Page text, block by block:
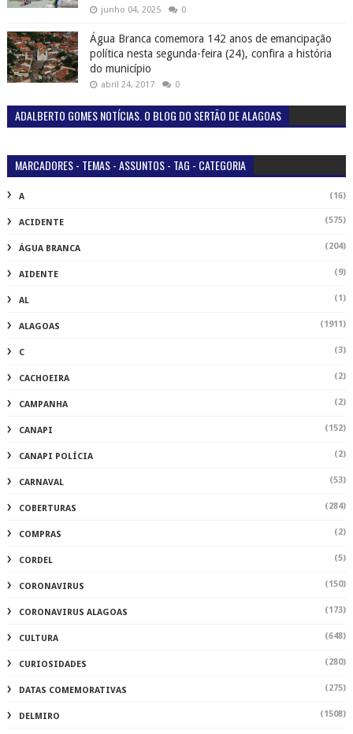
junho 04, 2025 0
Água Branca comemora 142 anos de emancipação
política nesta segunda-feira (24), confira a história
do município
abril 24, 2017 0
ADALBERTO GOMES NOTÍCIAS. O BLOG DO SERTÃO DE ALAGOAS
MARCADORES - TEMAS - ASSUNTOS - TAG - CATEGORIA
A (16)
ACIDENTE (575)
ÁGUA BRANCA (204)
AIDENTE (9)
AL (1)
ALAGOAS (1911)
C (3)
CACHOEIRA (2)
CAMPANHA (2)
CANAPI (152)
CANAPI POLÍCIA (2)
CARNAVAL (53)
COBERTURAS (284)
COMPRAS (2)
CORDEL (5)
CORONAVIRUS (150)
CORONAVIRUS ALAGOAS (173)
CULTURA (648)
CURIOSIDADES (280)
DATAS COMEMORATIVAS (275)
DELMIRO (1508)